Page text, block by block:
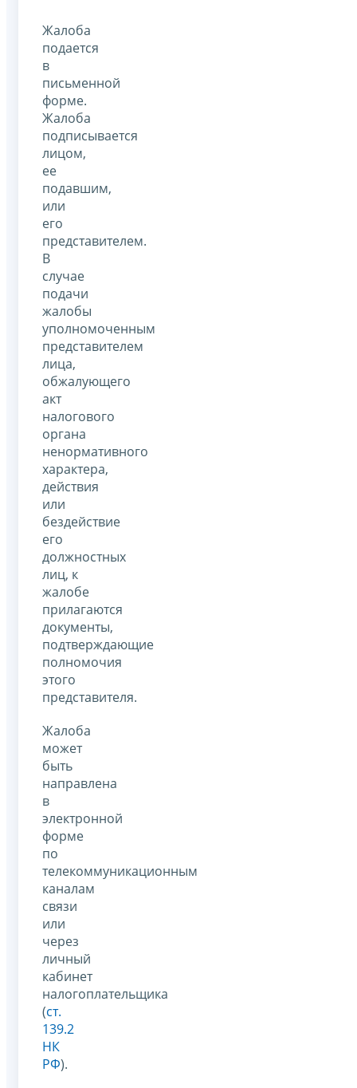
Жалоба
подается
в
письменной
форме.
Жалоба
подписывается
лицом,
ее
подавшим,
или
его
представителем.
В
случае
подачи
жалобы
уполномоченным
представителем
лица,
обжалующего
акт
налогового
органа
ненормативного
характера,
действия
или
бездействие
его
должностных
лиц, к
жалобе
прилагаются
документы,
подтверждающие
полномочия
этого
представителя.
Жалоба
может
быть
направлена
в
электронной
форме
по
телекоммуникационным
каналам
связи
или
через
личный
кабинет
налогоплательщика
(ст.
139.2
НК
РФ).